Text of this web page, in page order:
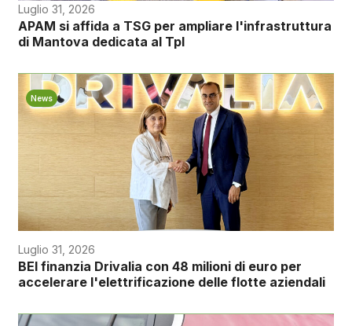
Luglio 31, 2026
APAM si affida a TSG per ampliare l'infrastruttura
di Mantova dedicata al Tpl
News
Luglio 31, 2026
BEI finanzia Drivalia con 48 milioni di euro per
accelerare l'elettrificazione delle flotte aziendali